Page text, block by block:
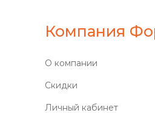
Компания
О компании
Скидки
Личный кабинет